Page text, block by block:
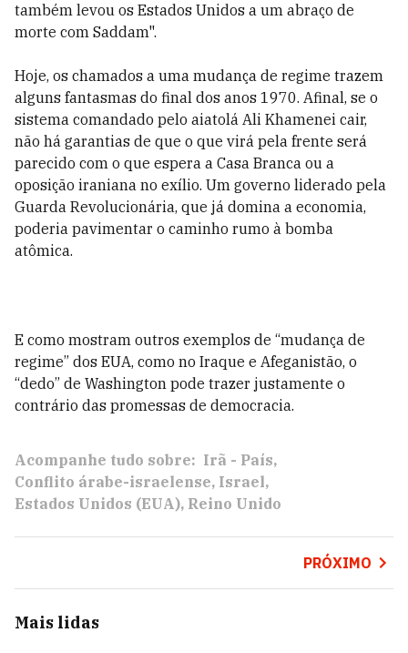
também levou os Estados Unidos a um abraço de
morte com Saddam".
Hoje, os chamados a uma mudança de regime trazem
alguns fantasmas do final dos anos 1970. Afinal, se o
sistema comandado pelo aiatolá Ali Khamenei cair,
não há garantias de que o que virá pela frente será
parecido com o que espera a Casa Branca ou a
oposição iraniana no exílio. Um governo liderado pela
Guarda Revolucionária, que já domina a economia,
poderia pavimentar o caminho rumo à bomba
atômica.
E como mostram outros exemplos de “mudança de
regime” dos EUA, como no Iraque e Afeganistão, o
“dedo” de Washington pode trazer justamente o
contrário das promessas de democracia.
Acompanhe tudo sobre: Irã - País
Conflito árabe-israelense Israel
Estados Unidos (EUA) Reino Unido
PRÓXIMO
Mais lidas